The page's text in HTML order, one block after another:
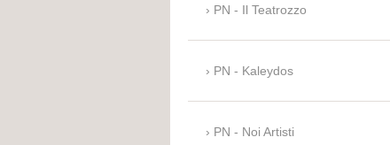
PN - Il Teatrozzo
PN - Kaleydos
PN - Noi Artisti